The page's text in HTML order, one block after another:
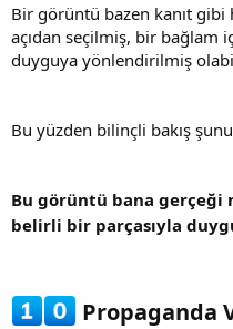
Bir görüntü bazen kanıt
açıdan seçilmiş, bir bağlam
duyguya yönlendirilmiş
Bu yüzden bilinçli bakış
Bu görüntü bana gerçeği
belirli bir parçasıyla
Propaganda